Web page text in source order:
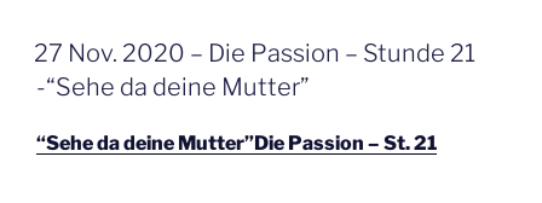
GEPLAATST
OP
27 Nov. 2020 – Die Passion – Stunde 21
-“Sehe da deine Mutter”
“Sehe da deine Mutter”Die Passion – St. 21